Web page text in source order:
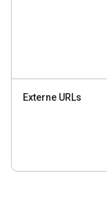
Externe URLs